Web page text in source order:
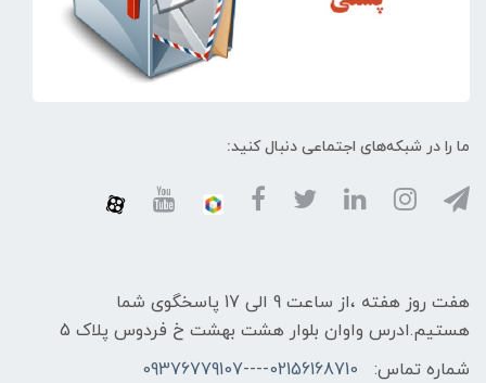
ما را در شبکه‌های اجتماعی دنبال کنید:
هفت روز هفته ،از ساعت 9 الی 17 پاسخگوی شما
هستیم.ادرس واوان بلوار هشت بهشت خ فردوس پلاک 5
شماره تماس:
02156168710----09376779107